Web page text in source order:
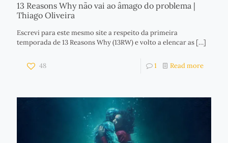
13 Reasons Why não vai ao âmago do problema |
Thiago Oliveira
Escrevi para este mesmo site a respeito da primeira
temporada de 13 Reasons Why (13RW) e volto a elencar as […]
48 1 Read more